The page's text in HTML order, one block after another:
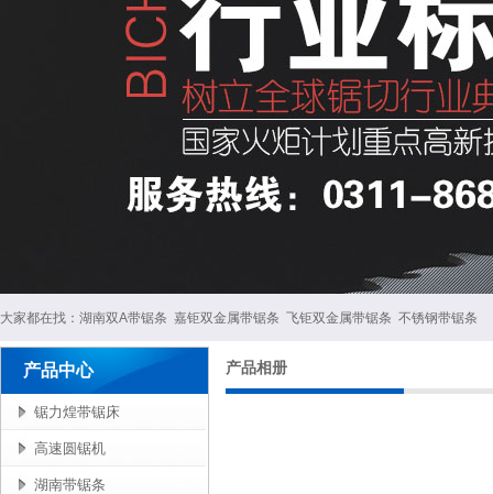
大家都在找： 湖南双A带锯条 嘉钜双金属带锯条 飞钜双金属带锯条 不锈钢带锯条
产品中心
锯力煌带锯床
高速圆锯机
湖南带锯条
产品相册